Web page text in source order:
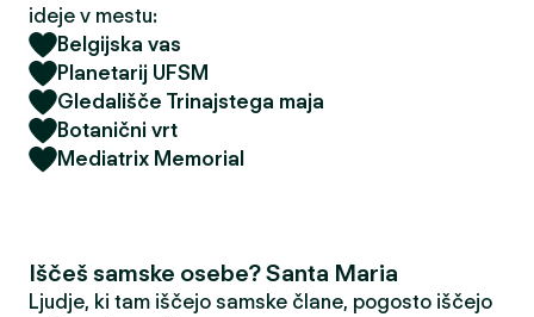
ideje v mestu:
Belgijska vas
Planetarij UFSM
Gledališče Trinajstega maja
Botanični vrt
Mediatrix Memorial
Iščeš samske osebe? Santa Maria
Ljudje, ki tam iščejo samske člane, pogosto iščejo